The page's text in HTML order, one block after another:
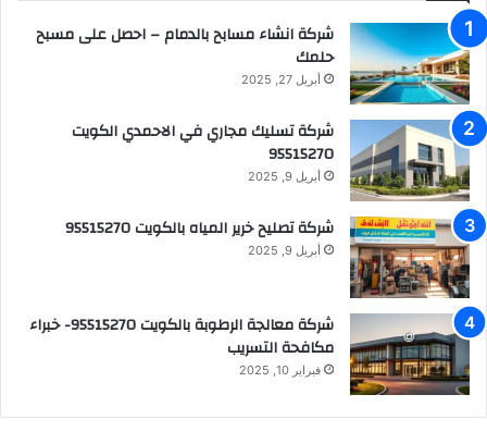
شركة انشاء مسابح بالدمام – احصل على مسبح
حلمك
أبريل 27, 2025
شركة تسليك مجاري في الاحمدي الكويت
95515270
أبريل 9, 2025
شركة تصليح خرير المياه بالكويت 95515270
أبريل 9, 2025
شركة معالجة الرطوبة بالكويت 95515270- خبراء
مكافحة التسريب
فبراير 10, 2025